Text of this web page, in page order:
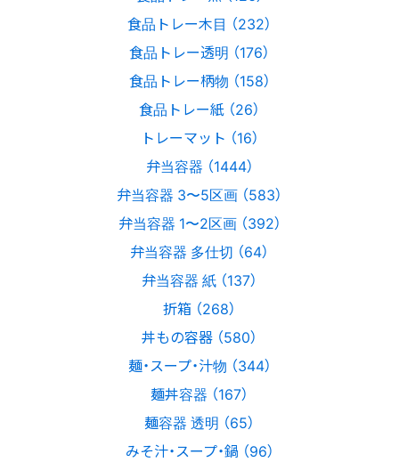
食品トレー木目 （232）
食品トレー透明 （176）
食品トレー柄物 （158）
食品トレー紙 （26）
トレーマット （16）
弁当容器 （1444）
弁当容器 3〜5区画 （583）
弁当容器 1〜2区画 （392）
弁当容器 多仕切 （64）
弁当容器 紙 （137）
折箱 （268）
丼もの容器 （580）
麺・スープ・汁物 （344）
麺丼容器 （167）
麺容器 透明 （65）
みそ汁・スープ・鍋 （96）